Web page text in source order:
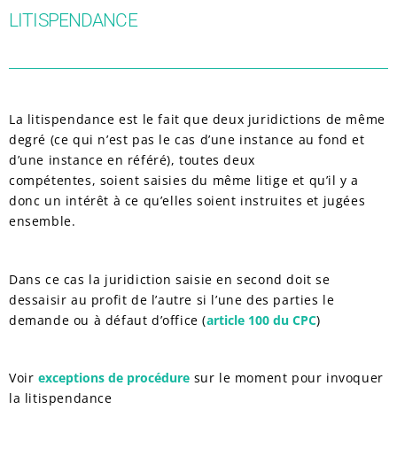
LITISPENDANCE
La litispendance est le fait que deux juridictions de même
degré (ce qui n’est pas le cas d’une instance au fond et
d’une instance en référé), toutes deux
compétentes, soient saisies du même litige et qu’il y a
donc un intérêt à ce qu’elles soient instruites et jugées
ensemble.
Dans ce cas la juridiction saisie en second doit se
dessaisir au profit de l’autre si l’une des parties le
demande ou à défaut d’office (article 100 du CPC)
Voir exceptions de procédure sur le moment pour invoquer
la litispendance